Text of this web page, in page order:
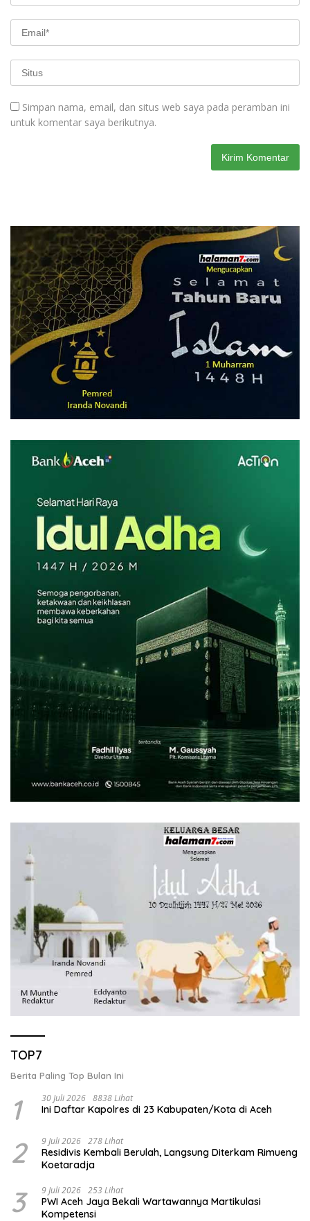
Simpan nama, email, dan situs web saya pada peramban ini
untuk komentar saya berikutnya.
TOP7
Berita Paling Top Bulan Ini
1 30 Juli 2026 8838 Lihat
Ini Daftar Kapolres di 23 Kabupaten/Kota di Aceh
2 9 Juli 2026 278 Lihat
Residivis Kembali Berulah, Langsung Diterkam Rimueng
Koetaradja
3 9 Juli 2026 253 Lihat
PWI Aceh Jaya Bekali Wartawannya Martikulasi
Kompetensi